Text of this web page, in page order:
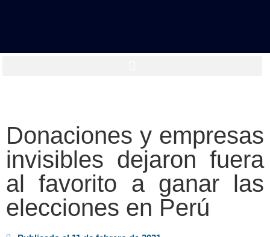
Donaciones y empresas
invisibles dejaron fuera
al favorito a ganar las
elecciones en Perú